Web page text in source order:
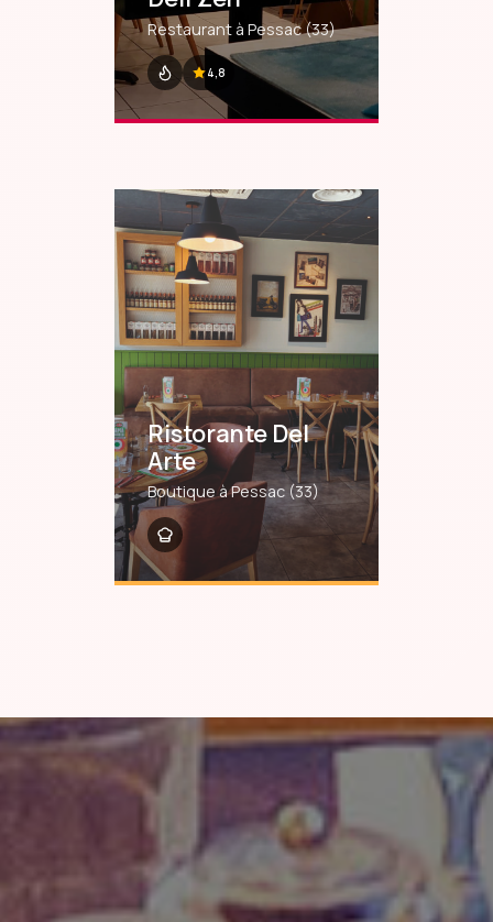
Restaurant à Pessac(33)
4,8
Ristorante Del
Arte
Boutique à Pessac (33)